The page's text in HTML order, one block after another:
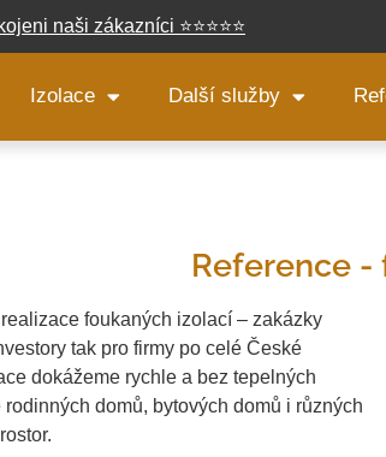
naši zákazníci ⭐⭐⭐⭐⭐
Izolace Další služby
Reference -
foukaných izolací – zakázky
tak pro firmy po celé České
dokážeme rychle a bez tepelných
domů, bytových domů i různých